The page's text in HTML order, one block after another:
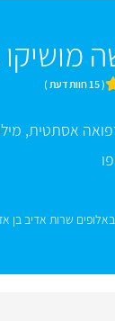
( 15 חוות דעת )
אסתטית,
שרות אדיב בן